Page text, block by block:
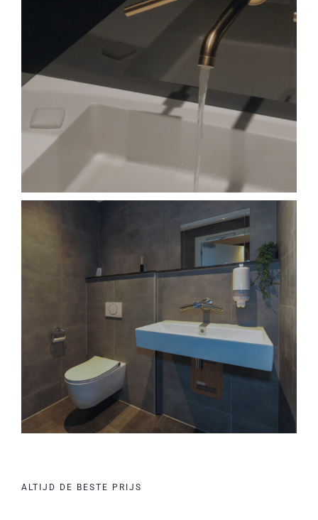
ALTIJD DE BESTE PRIJS